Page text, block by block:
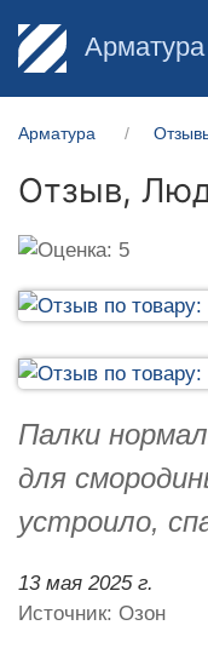
Арматура
Арматура
Отзыв,
Палки
для
устроило,
13 мая 2025 г.
Источник: Озон